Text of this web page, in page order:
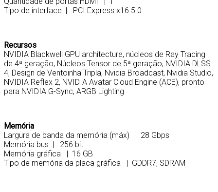
Tipo de interface | PCI Express x16 5.0
Recursos
NVIDIA Blackwell GPU architecture, núcleos de Ray Tracing
de 4ª geração, Núcleos Tensor de 5ª geração, NVIDIA DLSS
4, Design de Ventoinha Tripla, Nvidia Broadcast, Nvidia Studio,
NVIDIA Reflex 2, NVIDIA Avatar Cloud Engine (ACE), pronto
para NVIDIA G-Sync, ARGB Lighting
Memória
Largura de banda da memória (máx) | 28 Gbps
Memória bus | 256 bit
Memória gráfica | 16 GB
Tipo de memória da placa gráfica | GDDR7, SDRAM